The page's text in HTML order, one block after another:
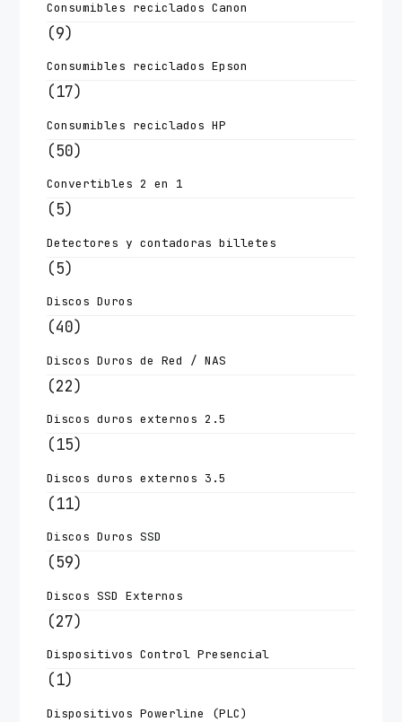
Consumibles reciclados Canon
(9)
Consumibles reciclados Epson
(17)
Consumibles reciclados HP
(50)
Convertibles 2 en 1
(5)
Detectores y contadoras billetes
(5)
Discos Duros
(40)
Discos Duros de Red / NAS
(22)
Discos duros externos 2.5
(15)
Discos duros externos 3.5
(11)
Discos Duros SSD
(59)
Discos SSD Externos
(27)
Dispositivos Control Presencial
(1)
Dispositivos Powerline (PLC)